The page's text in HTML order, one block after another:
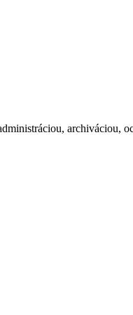
archiváciou,